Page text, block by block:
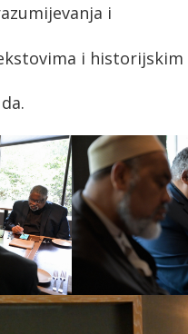
i
i historijskim